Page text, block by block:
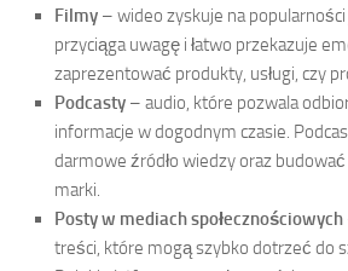
Filmy – wideo zyskuje na
przyciąga uwagę i łatwo przekazuje
zaprezentować produkty, usługi, czy
Podcasty – audio, które pozwala
informacje w dogodnym czasie.
darmowe źródło wiedzy oraz budować
marki.
Posty w mediach społecznościowych
treści, które mogą szybko dotrzeć do